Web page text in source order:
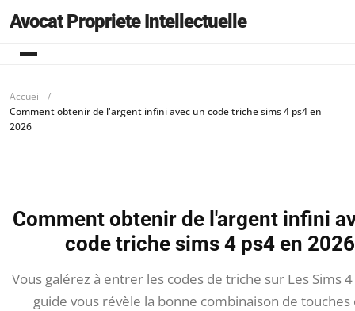
Avocat Propriete Intellectuelle
Accueil
Comment obtenir de l'argent infini avec un code triche sims 4 ps4 en
2026
Comment obtenir de l'argent infini
code triche sims 4 ps4 en 2026
Vous galérez à entrer les codes de triche sur Les Sims 4
guide vous révèle la bonne combinaison de touches